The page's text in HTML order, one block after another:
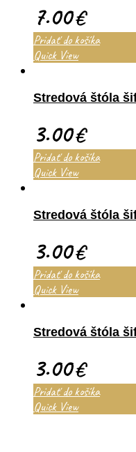
7.00€
Pridať do košíka
Quick View
Stredová štóla
3.00€
Pridať do košíka
Quick View
Stredová štóla
3.00€
Pridať do košíka
Quick View
Stredová štóla
3.00€
Pridať do košíka
Quick View